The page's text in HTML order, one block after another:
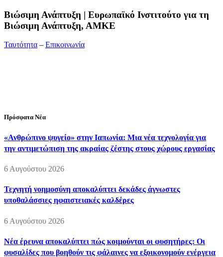
Bιώσιμη Ανάπτυξη | Ευρωπαϊκό Ινστιτούτο για τη
Βιώσιμη Ανάπτυξη, ΑΜΚΕ
Ταυτότητα – Επικοινωνία
Πρόσφατα Νέα
«Ανθρώπινο ψυγείο» στην Ιαπωνία: Μια νέα τεχνολογία για
την αντιμετώπιση της ακραίας ζέστης στους χώρους εργασίας
6 Αυγούστου 2026
Τεχνητή νοημοσύνη αποκαλύπτει δεκάδες άγνωστες
υποθαλάσσιες ηφαιστειακές καλδέρες
6 Αυγούστου 2026
Νέα έρευνα αποκαλύπτει πώς κοιμούνται οι φυσητήρες: Οι
φυσαλίδες που βοηθούν τις φάλαινες να εξοικονομούν ενέργεια